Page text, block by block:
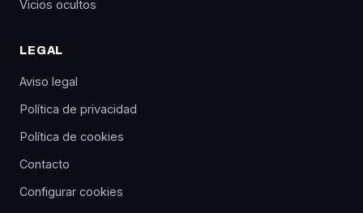
Vicios ocultos
LEGAL
Aviso legal
Política de privacidad
Política de cookies
Contacto
Configurar cookies